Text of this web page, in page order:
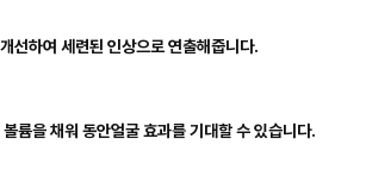
선하여 세련된 인상으로 연출해줍니다.
륨을 채워 동안얼굴 효과를 기대할 수 있습니다.